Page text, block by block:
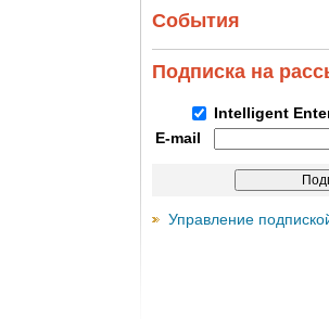
События
Подписка на
Intelligent
E-mail
Управление